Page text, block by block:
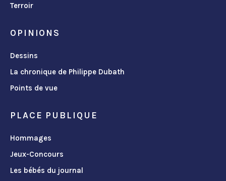
Terroir
OPINIONS
Dessins
La chronique de Philippe Dubath
Points de vue
PLACE PUBLIQUE
Hommages
Jeux-Concours
Les bébés du journal